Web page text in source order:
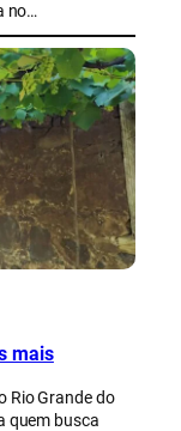
no…
mais
Rio Grande do
quem busca